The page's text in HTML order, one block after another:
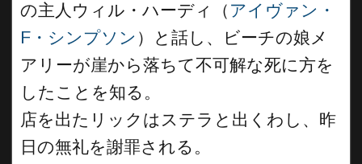
の主人ウィル・ハーディ（ アイヴァン・
F・シンプソン ）と話し、ビーチの娘メ
アリーが崖から落ちて不可解な死に方を
したことを知る。
店を出たリックはステラと出くわし、昨
日の無礼を謝罪される。